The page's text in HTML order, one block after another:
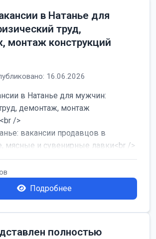
в Натанье для
труд,
монтаж конструкций
16.06.2026
в Натанье для мужчин:
демонтаж, монтаж
/>
вакансии продавцов в
мясные и сувенирные лавки<br />
на сборку м...
Подробнее
полностью